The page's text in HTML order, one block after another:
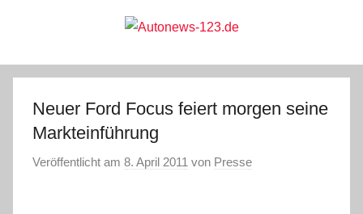
Autonews-
123.de
Neuer Ford Focus feiert morgen seine
Markteinführung
Veröffentlicht am 8. April 2011 von Presse